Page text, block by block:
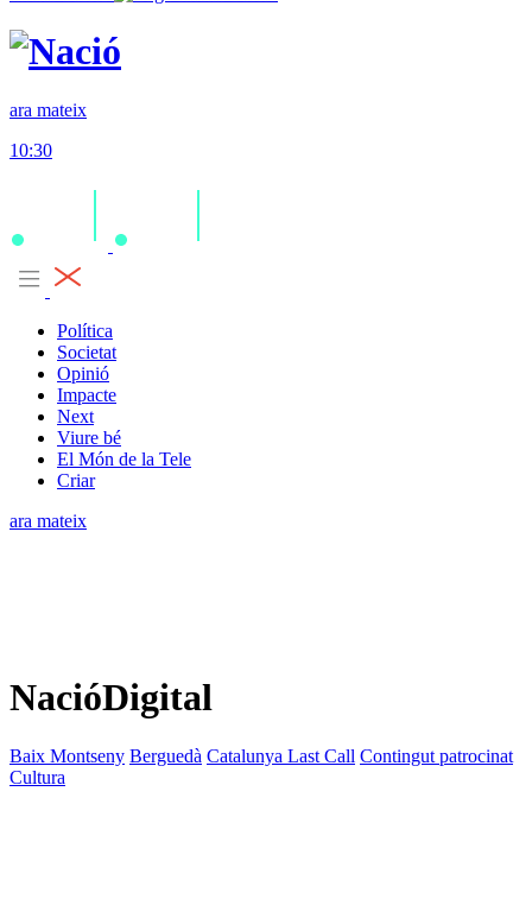
ara mateix
10:30
Política
Societat
Opinió
Impacte
Next
Viure bé
El Món de la Tele
Criar
ara mateix
NacióDigital
Baix Montseny Berguedà Catalunya Last Call Contingut patrocinat
Cultura